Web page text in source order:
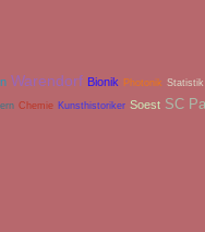
Warendorf Bionik Photonik Statistik
Chemie Kunsthistoriker Soest SC